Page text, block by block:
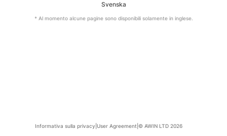
Svenska
* Al momento alcune pagine sono disponibili solamente in inglese.
Informativa sulla privacy User Agreement © AWIN LTD 2026